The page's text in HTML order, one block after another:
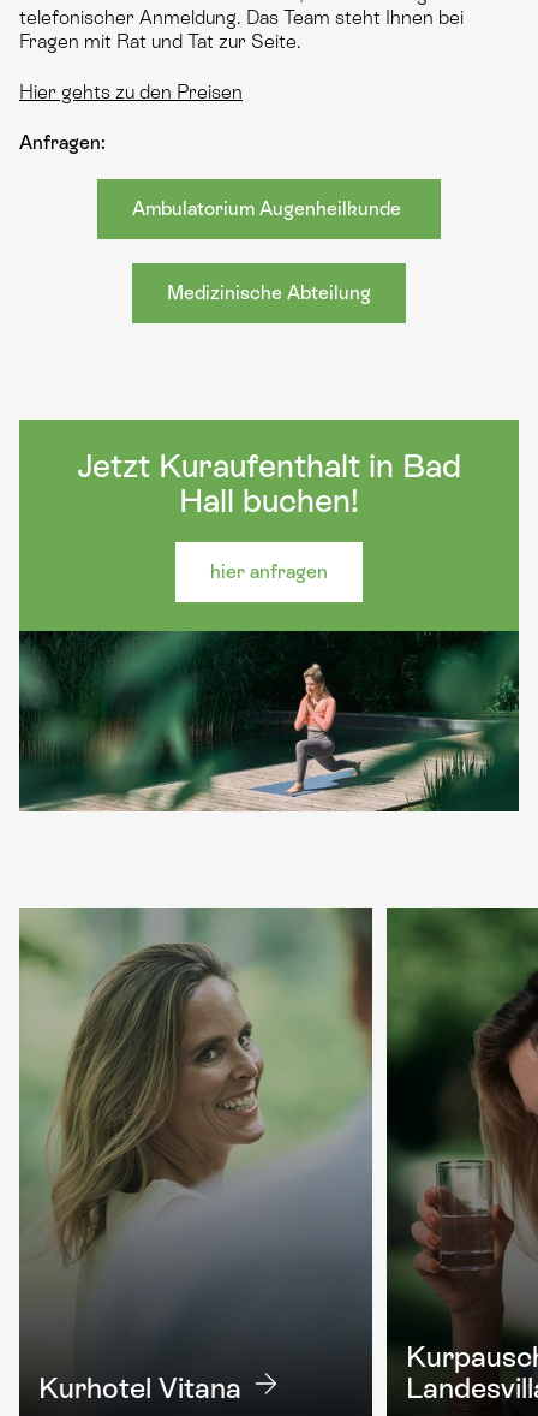
telefonischer Anmeldung. Das Team steht Ihnen bei
Fragen mit Rat und Tat zur Seite.
Hier gehts zu den Preisen
Anfragen:
Ambulatorium Augenheilkunde
Medizinische Abteilung
Jetzt Kuraufenthalt in Bad
Hall buchen!
hier anfragen
Kurhotel Vitana